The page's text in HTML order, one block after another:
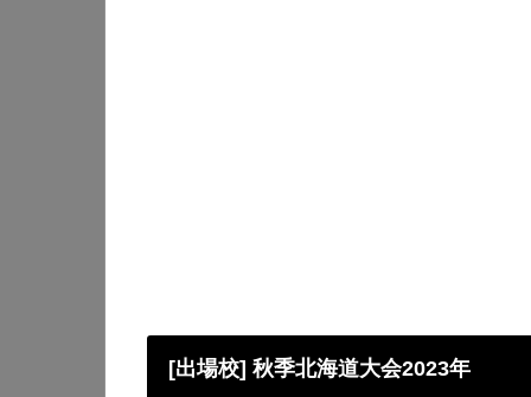
[出場校] 秋季北海道大会2023年